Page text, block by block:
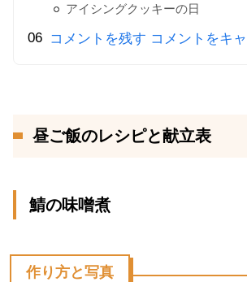
アイシングクッキーの日
コメントを残す コメントをキ
昼ご飯のレシピと献立表
鯖の味噌煮
作り方と写真